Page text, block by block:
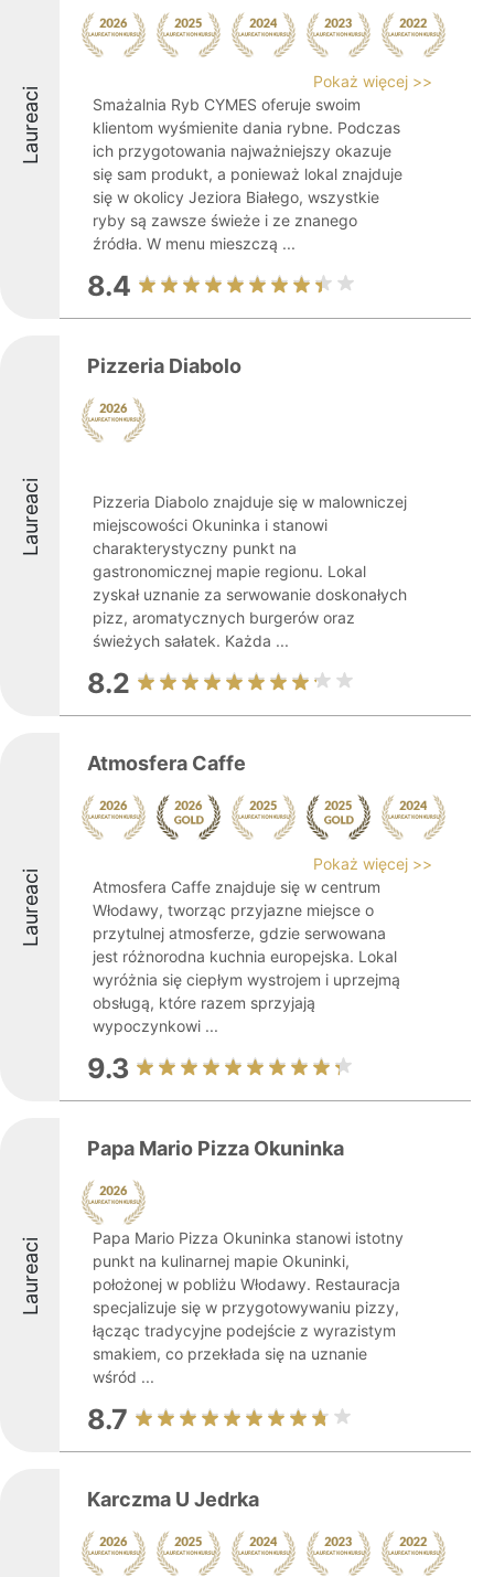
Laureaci
Pokaż więcej >>
Smażalnia Ryb CYMES oferuje swoim
klientom wyśmienite dania rybne. Podczas
ich przygotowania najważniejszy okazuje
się sam produkt, a ponieważ lokal znajduje
się w okolicy Jeziora Białego, wszystkie
ryby są zawsze świeże i ze znanego
źródła. W menu mieszczą ...
8.4
Laureaci
Pizzeria Diabolo
Pizzeria Diabolo znajduje się w malowniczej
miejscowości Okuninka i stanowi
charakterystyczny punkt na
gastronomicznej mapie regionu. Lokal
zyskał uznanie za serwowanie doskonałych
pizz, aromatycznych burgerów oraz
świeżych sałatek. Każda ...
8.2
Laureaci
Atmosfera Caffe
Pokaż więcej >>
Atmosfera Caffe znajduje się w centrum
Włodawy, tworząc przyjazne miejsce o
przytulnej atmosferze, gdzie serwowana
jest różnorodna kuchnia europejska. Lokal
wyróżnia się ciepłym wystrojem i uprzejmą
obsługą, które razem sprzyjają
wypoczynkowi ...
9.3
Laureaci
Papa Mario Pizza Okuninka
Papa Mario Pizza Okuninka stanowi istotny
punkt na kulinarnej mapie Okuninki,
położonej w pobliżu Włodawy. Restauracja
specjalizuje się w przygotowywaniu pizzy,
łącząc tradycyjne podejście z wyrazistym
smakiem, co przekłada się na uznanie
wśród ...
8.7
Karczma U Jedrka